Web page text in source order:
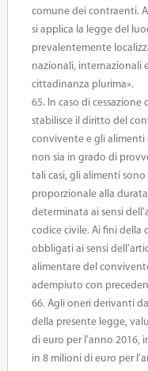
comune dei contraenti.
si applica la legge del
prevalentemente
nazionali, internazionali
cittadinanza plurima».
65. In caso di
stabilisce il diritto del
convivente e gli alimenti
non sia in grado di
tali casi, gli alimenti
proporzionale alla
determinata ai sensi
codice civile. Ai fini della
obbligati ai sensi
alimentare del
adempiuto con
66. Agli oneri derivanti
della presente legge,
di euro per l’anno 2016,
in 8 milioni di euro per